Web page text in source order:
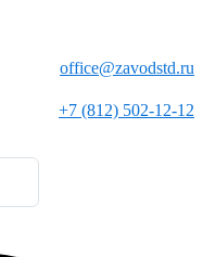
office@zavodstd.ru
+7 (812) 502-12-12